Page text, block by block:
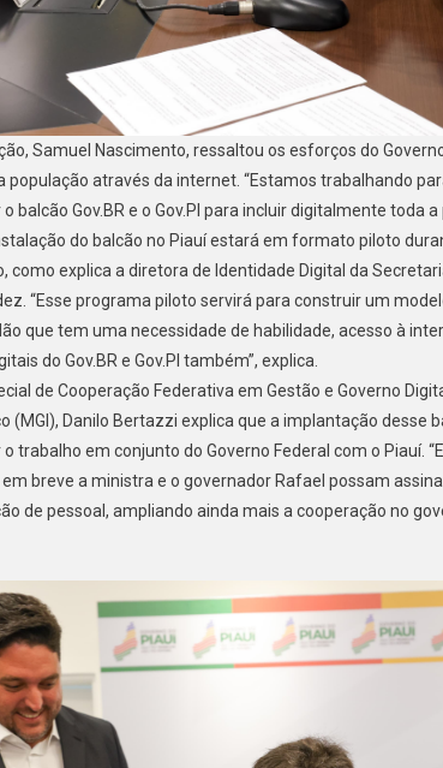
Samuel Nascimento, ressaltou os esforços do
população através da internet. “Estamos trabalhando
balcão Gov.BR e o Gov.PI para incluir digitalmente toda
do balcão no Piauí estará em formato piloto
como explica a diretora de Identidade Digital da
“Esse programa piloto servirá para construir um
que tem uma necessidade de habilidade, acesso à
do Gov.BR e Gov.PI também”, explica.
de Cooperação Federativa em Gestão e Governo
(MGI), Danilo Bertazzi explica que a implantação desse
trabalho em conjunto do Governo Federal com o Piauí.
breve a ministra e o governador Rafael possam
de pessoal, ampliando ainda mais a cooperação no